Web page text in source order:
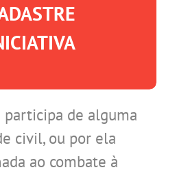
participa de alguma
civil, ou por ela
ao combate à